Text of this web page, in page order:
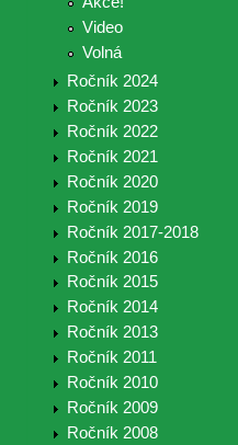
Video
Volná
Ročník 2024
Ročník 2023
Ročník 2022
Ročník 2021
Ročník 2020
Ročník 2019
Ročník 2017-2018
Ročník 2016
Ročník 2015
Ročník 2014
Ročník 2013
Ročník 2011
Ročník 2010
Ročník 2009
Ročník 2008